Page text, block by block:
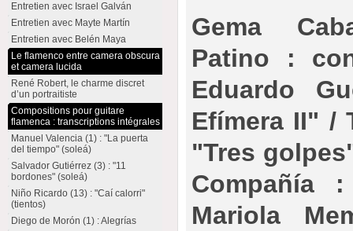
Gema
Patino :
Eduardo
Efímera II" /
"Tres
Compañía
Mariola
Entretien avec Israel Galván
Entretien avec Mayte Martín
Entretien avec Belén Maya
Le flamenco entre camera obscura
et camera lucida
René Robert, le charme discret
d’un portraitiste
Compositions pour guitare
flamenca : transcriptions intégrales
Manuel Valencia (1) : "La puerta
del tiempo" (soleá)
Salvador Gutiérrez (3) : "11
bordones" (soleá)
Niño Ricardo (13) : "Caí calorri"
(tientos)
Diego de Morón (1) : Alegrías